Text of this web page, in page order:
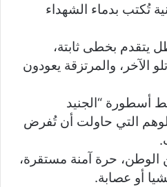
تُكتب بدماء الشهداء
يتقدم بخطى ثابتة،
الآخر، والمرتزقة يعودون
أسطورة “الجنيد
التي حاولت أن تُفرض
الوطن، حرة آمنة مستقرة،
أو عصابة.